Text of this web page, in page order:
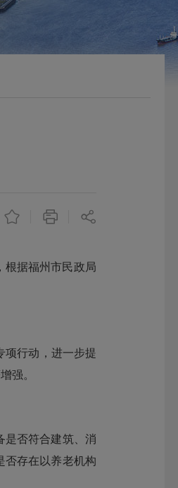
据福州市民政局
行动，进一步提
强。
否符合建筑、消
否存在以养老机构